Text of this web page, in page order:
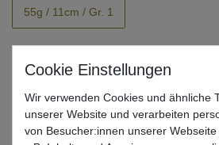
55g / 11cm / Gr. 1
Bitte wählen Pike Perch
Brown Trout Rainbow Trout
Wir verwenden Cookies und ähnliche
unserer Website und verarbeiten
von Besucher:innen unserer